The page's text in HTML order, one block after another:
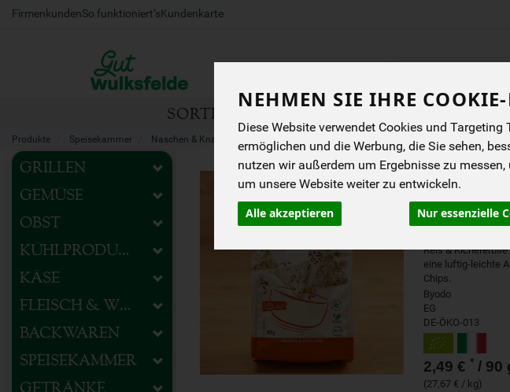
NEHMEN SIE IHRE
Diese Website verwendet Cookies und
ermöglichen und die Werbung, die Sie sehen,
nutzen wir außerdem um Ergebnisse zu
um unsere Website weiter zu entwickeln.
Alle akzeptieren Nur essenzielle
FirmenkundenSo funktioniert’sKundenkarte
Produkt
SORTIMENT
Produkte Speisekammer Naschen & Knabbern Würziges
GRILLEN
GEMÜSE
OBST
KÜHLPRODUKTE
KÄSE
FLEISCH & WURST
BACKWAREN
SPEISEKAMMER
GETRÄNKE
Reis &
eine luftig-leichte
Chips.
Byodo
EG
DE-ÖKO-013
2,49 € * / 90
(27,67 € / kg)